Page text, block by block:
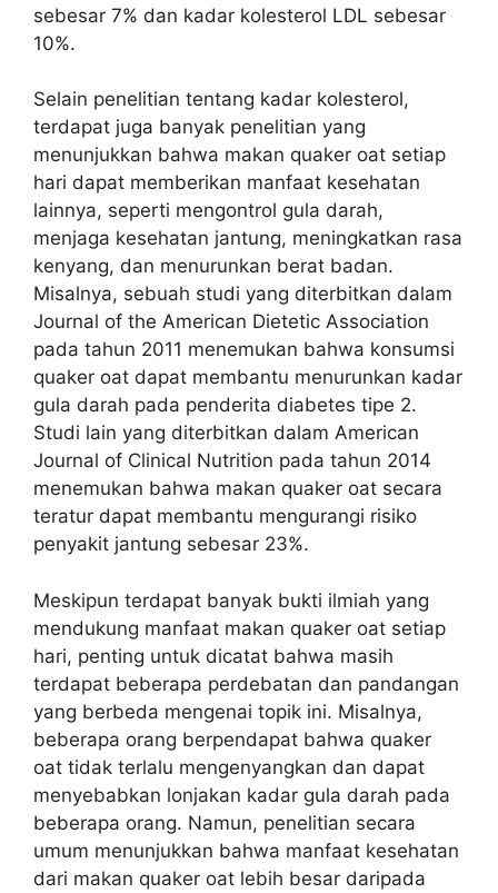
sebesar 7% dan kadar kolesterol LDL sebesar
10%.
Selain penelitian tentang kadar kolesterol,
terdapat juga banyak penelitian yang
menunjukkan bahwa makan quaker oat setiap
hari dapat memberikan manfaat kesehatan
lainnya, seperti mengontrol gula darah,
menjaga kesehatan jantung, meningkatkan rasa
kenyang, dan menurunkan berat badan.
Misalnya, sebuah studi yang diterbitkan dalam
Journal of the American Dietetic Association
pada tahun 2011 menemukan bahwa konsumsi
quaker oat dapat membantu menurunkan kadar
gula darah pada penderita diabetes tipe 2.
Studi lain yang diterbitkan dalam American
Journal of Clinical Nutrition pada tahun 2014
menemukan bahwa makan quaker oat secara
teratur dapat membantu mengurangi risiko
penyakit jantung sebesar 23%.
Meskipun terdapat banyak bukti ilmiah yang
mendukung manfaat makan quaker oat setiap
hari, penting untuk dicatat bahwa masih
terdapat beberapa perdebatan dan pandangan
yang berbeda mengenai topik ini. Misalnya,
beberapa orang berpendapat bahwa quaker
oat tidak terlalu mengenyangkan dan dapat
menyebabkan lonjakan kadar gula darah pada
beberapa orang. Namun, penelitian secara
umum menunjukkan bahwa manfaat kesehatan
dari makan quaker oat lebih besar daripada